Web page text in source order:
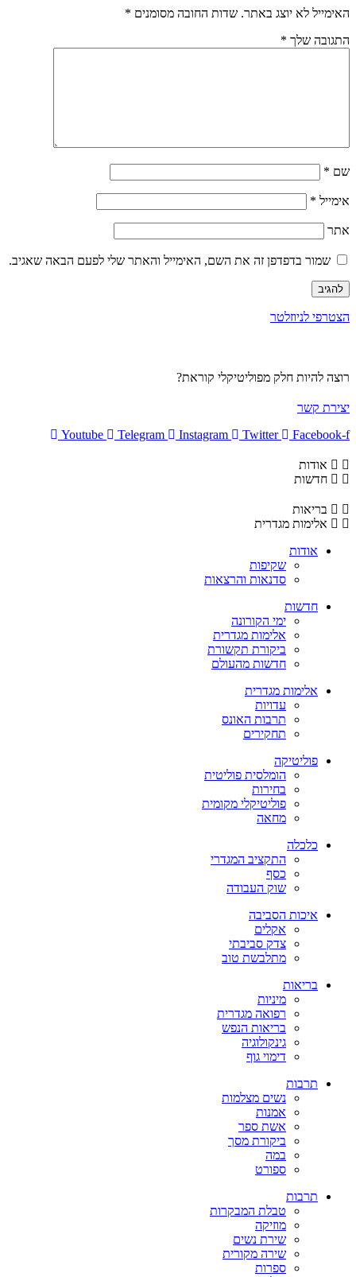
האימייל לא יוצג באתר. שדות החובה מסומנים *
התגובה שלך *
שם *
אימייל *
אתר
שמור בדפדפן זה את השם, האימייל והאתר שלי לפעם הבאה שאגיב.
הצטרפי לניוזלטר
רוצה להיות חלק מפוליטיקלי קוראת?
יצירת קשר
Youtube
Telegram Instagram Twitter Facebook-f
אודות
חדשות
בריאות
אלימות מגדרית
אודות
שקיפות
סדנאות והרצאות
חדשות
ימי הקורונה
אלימות מגדרית
ביקורת תקשורת
חדשות מהעולם
אלימות מגדרית
עדויות
תרבות האונס
תחקירים
פוליטיקה
הומלסית פוליטית
בחירות
פוליטיקלי מקומית
מחאה
כלכלה
התקציב המגדרי
כסף
שוק העבודה
איכות הסביבה
אקלים
צדק סביבתי
מתלבשת טוב
בריאות
מיניות
רפואה מגדרית
בריאות הנפש
גינקולוגיה
דימוי גוף
תרבות
נשים מצלמות
אמנות
אשת ספר
ביקורת מסך
במה
ספורט
תרבות
טבלת המבקרות
מוזיקה
שירת נשים
שירה מקורית
ספרות